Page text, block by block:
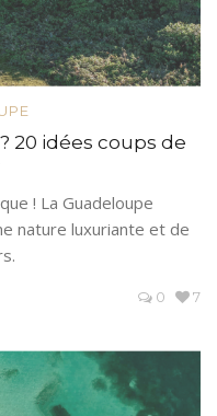
20 idées coups de
! La Guadeloupe
nature luxuriante et de
0 7